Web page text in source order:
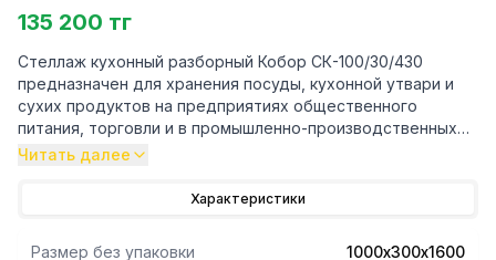
135 200 тг
Стеллаж кухонный разборный Кобор СК-100/30/430
предназначен для хранения посуды, кухонной утвари и
сухих продуктов на предприятиях общественного
питания, торговли и в промышленно-производственных
помещении.
- Каркас выполнен в виде уголка 40х40 мм из
Читать далее
Характеристики
Размер без упаковки 1000х300х1600